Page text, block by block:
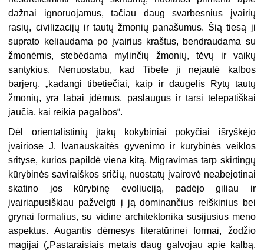
dažnai ignoruojamus, tačiau daug svarbesnius įvairių
rasių, civilizacijų ir tautų žmonių panašumus. Šią tiesą ji
suprato keliau­dama po įvairius kraštus, bendraudama su
žmonėmis, stebėdama mylinčių žmonių, tėvų ir vaikų
santykius. Nenuostabu, kad Tibete ji nejautė kalbos
barjerų, „kadangi tibetiečiai, kaip ir daugelis Rytų tautų
žmonių, yra labai įdėmūs, paslaugūs ir tarsi telepatiškai
jaučia, kai reikia pagalbos“.
Dėl orientalistinių įtakų kokybiniai pokyčiai išryškėjo
įvairiose J. Ivanauskaitės gyvenimo ir kūrybinės veiklos
srityse, kurios papildė viena kitą. Migravimas tarp skirtingų
kūrybinės saviraiškos sričių, nuostatų įvairovė neabejotinai
skatino jos kūrybinę evoliuciją, padėjo giliau ir
įvairiapusiškiau pažvelgti į ją dominančius reiškinius bei
grynai formalius, su vidine architektonika susijusius meno
aspektus. Augantis dėmesys literatūrinei formai, žodžio
magijai („Pastaraisiais metais daug galvojau apie kalbą,